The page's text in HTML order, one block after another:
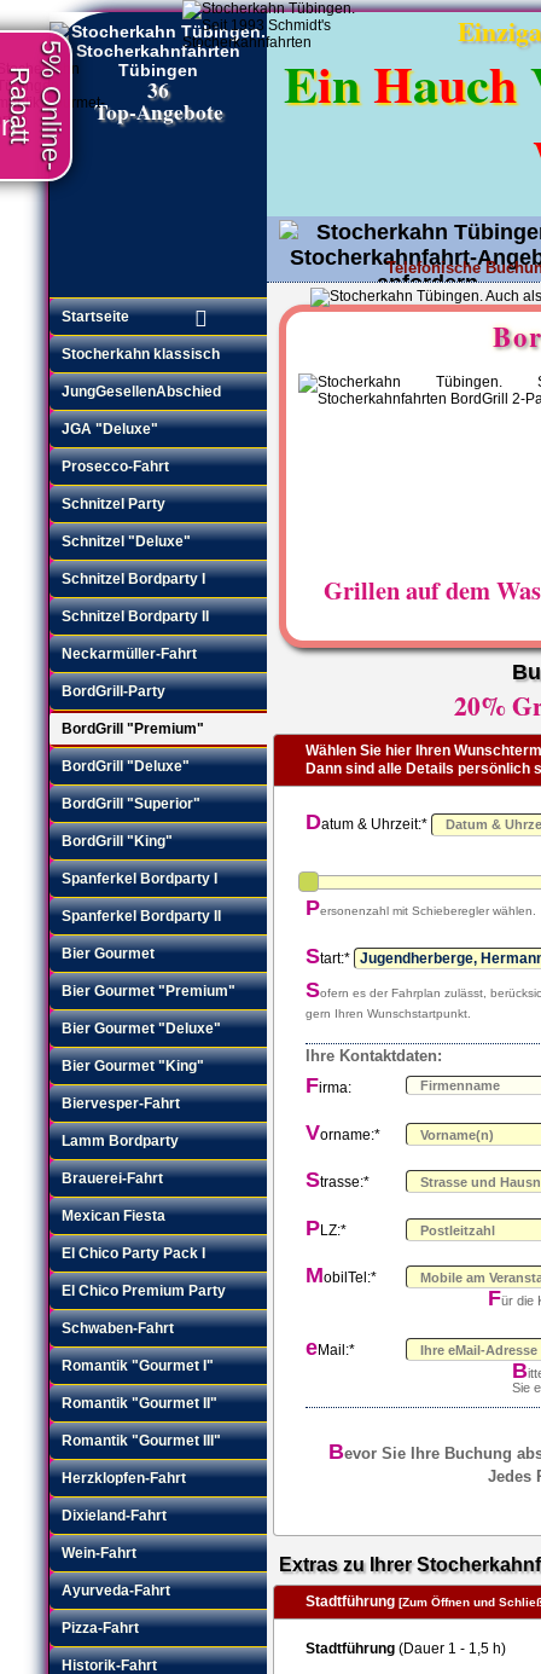
5% Online-
Rabatt 36
Top-Angebote EinHauch
Angebot anfordern•
Telefonische
Startseite
Stocherkahn klassisch
JungGesellenAbschied
JGA "Deluxe"
Prosecco-Fahrt
Schnitzel Party
Schnitzel "Deluxe"
Schnitzel Bordparty I
Schnitzel Bordparty II
Neckarmüller-Fahrt
BordGrill-Party
BordGrill "Premium"
BordGrill "Deluxe"
BordGrill "Superior"
BordGrill "King"
Spanferkel Bordparty I
Spanferkel Bordparty II
Bier Gourmet
Bier Gourmet "Premium"
Bier Gourmet "Deluxe"
Bier Gourmet "King"
Biervesper-Fahrt
Lamm Bordparty
Brauerei-Fahrt
Mexican Fiesta
El Chico Party Pack I
El Chico Premium Party
Schwaben-Fahrt
Romantik "Gourmet I"
Romantik "Gourmet II"
Romantik "Gourmet III"
Herzklopfen-Fahrt
Dixieland-Fahrt
Wein-Fahrt
Ayurveda-Fahrt
Pizza-Fahrt
Historik-Fahrt
Grillen auf dem
20%
Wählen Sie hier Ihren
Dann sind alle Details persönlich
Datum & Uhrzeit:*
Personenzahl mit Schieberegler wählen.
Start:*
Sofern es der Fahrplan zulässt,
gern Ihren Wunschstartpunkt.
Ihre Kontaktdaten:
Firma:
Vorname:*
Strasse:*
PLZ:*
MobilTel:*
Für die
eMail:*
B
Sie
Bevor Sie Ihre Buchung
Jedes
Extras zu Ihrer
Stadtführung[Zum Öffnen und
Stadtführung (Dauer 1 - 1,5 h)
Wir garantieren Sicherheit und
Mit regulär 12 Personen pro Stocherkahn,
Boot.
Saison: 1. April - 31. Oktober. Indoor-
Buchungs-Stornierung:
Im Falle vorhergesagten schlechten Wetters
Niederschlagsmenge größer als 10 mm zur
(Eingang Ihrer Nachricht bei uns) kostenlos